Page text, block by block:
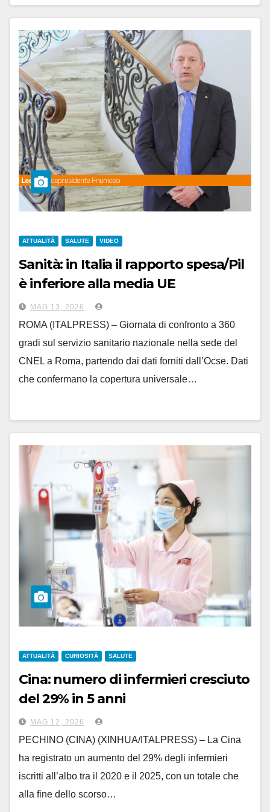
ATTUALITÀ SALUTE VIDEO
Sanità: in Italia il rapporto spesa/Pil
è inferiore alla media UE
MAG 13, 2026
ROMA (ITALPRESS) – Giornata di confronto a 360
gradi sul servizio sanitario nazionale nella sede del
CNEL a Roma, partendo dai dati forniti dall’Ocse. Dati
che confermano la copertura universale…
ATTUALITÀ CURIOSITÀ SALUTE
Cina: numero di infermieri cresciuto
del 29% in 5 anni
MAG 12, 2026
PECHINO (CINA) (XINHUA/ITALPRESS) – La Cina
ha registrato un aumento del 29% degli infermieri
iscritti all’albo tra il 2020 e il 2025, con un totale che
alla fine dello scorso…